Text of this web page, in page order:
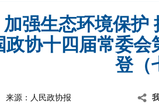
加强生态环境保护
协十四届常委会
登（
来源：人民政协报